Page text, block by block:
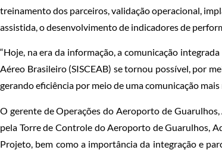
treinamento dos parceiros, validação operacional,
assistida, o desenvolvimento de indicadores de
“Hoje, na era da informação, a comunicação
Aéreo Brasileiro (SISCEAB) se tornou possível, por
gerando eficiência por meio de uma comunicação
O gerente de Operações do Aeroporto de
pela Torre de Controle do Aeroporto de Guarulhos,
Projeto, bem como a importância da integração e